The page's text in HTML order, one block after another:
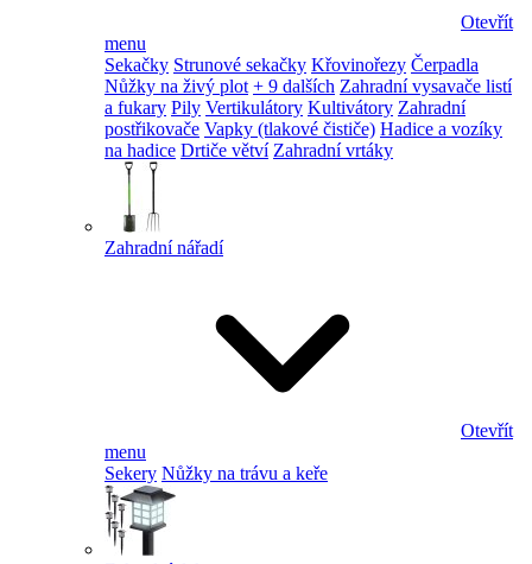
Otevřít
menu
Sekačky Strunové sekačky Křovinořezy Čerpadla
Nůžky na živý plot + 9 dalších Zahradní vysavače listí
a fukary Pily Vertikulátory Kultivátory Zahradní
postřikovače Vapky (tlakové čističe) Hadice a vozíky
na hadice Drtiče větví Zahradní vrtáky
Zahradní nářadí
Otevřít
menu
Sekery Nůžky na trávu a keře